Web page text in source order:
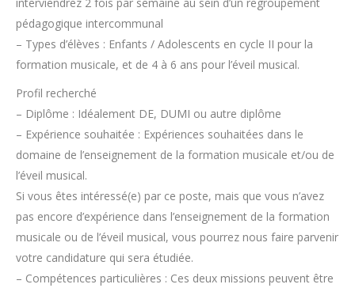
pédagogique intercommunal
– Types d’élèves : Enfants / Adolescents en cycle II pour la
formation musicale, et de 4 à 6 ans pour l’éveil musical.
Profil recherché
– Diplôme : Idéalement DE, DUMI ou autre diplôme
– Expérience souhaitée : Expériences souhaitées dans le
domaine de l’enseignement de la formation musicale et/ou de
l’éveil musical.
Si vous êtes intéressé(e) par ce poste, mais que vous n’avez
pas encore d’expérience dans l’enseignement de la formation
musicale ou de l’éveil musical, vous pourrez nous faire parvenir
votre candidature qui sera étudiée.
– Compétences particulières : Ces deux missions peuvent être